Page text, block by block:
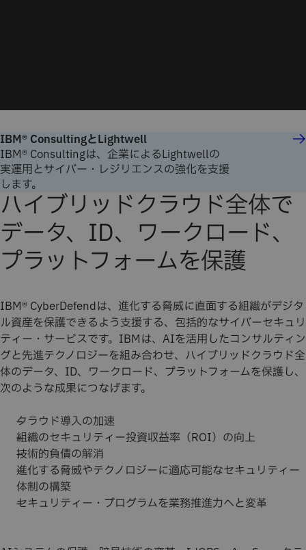
IBM® ConsultingとLightwell
IBM® Consultingは、企業によるLightwellの
実運用とサイバー・レジリエンスの強化を支援
します。
ハイブリッドクラウド全体で
データ、ID、ワークロード、
プラットフォームを保護
IBM® CyberDefendは、進化する脅威に直面する組織がデジタ
ル資産を保護できるよう支援する、包括的なサイバーセキュリ
ティー・サービスです。IBMは、AIを活用したコンサルティン
グと先進テクノロジーを組み合わせ、ハイブリッドクラウド全
体のデータ、ID、ワークロード、プラットフォームを保護し、
次のような成果につなげます。
クラウド導入の加速 ​
組織のセキュリティー投資収益率（ROI）の向上​
技術的負債の解消 ​
進化する脅威やテクノロジーに適応可能なセキュリティー
体制の構築
セキュリティー・プログラムを業務推進力へと変革 ​